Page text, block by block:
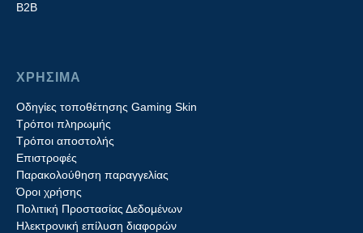
Β2B
ΧΡΗΣΙΜΑ
Οδηγίες τοποθέτησης Gaming Skin
Τρόποι πληρωμής
Τρόποι αποστολής
Επιστροφές
Παρακολούθηση παραγγελίας
Όροι χρήσης
Πολιτική Προστασίας Δεδομένων
Ηλεκτρονική επίλυση διαφορών